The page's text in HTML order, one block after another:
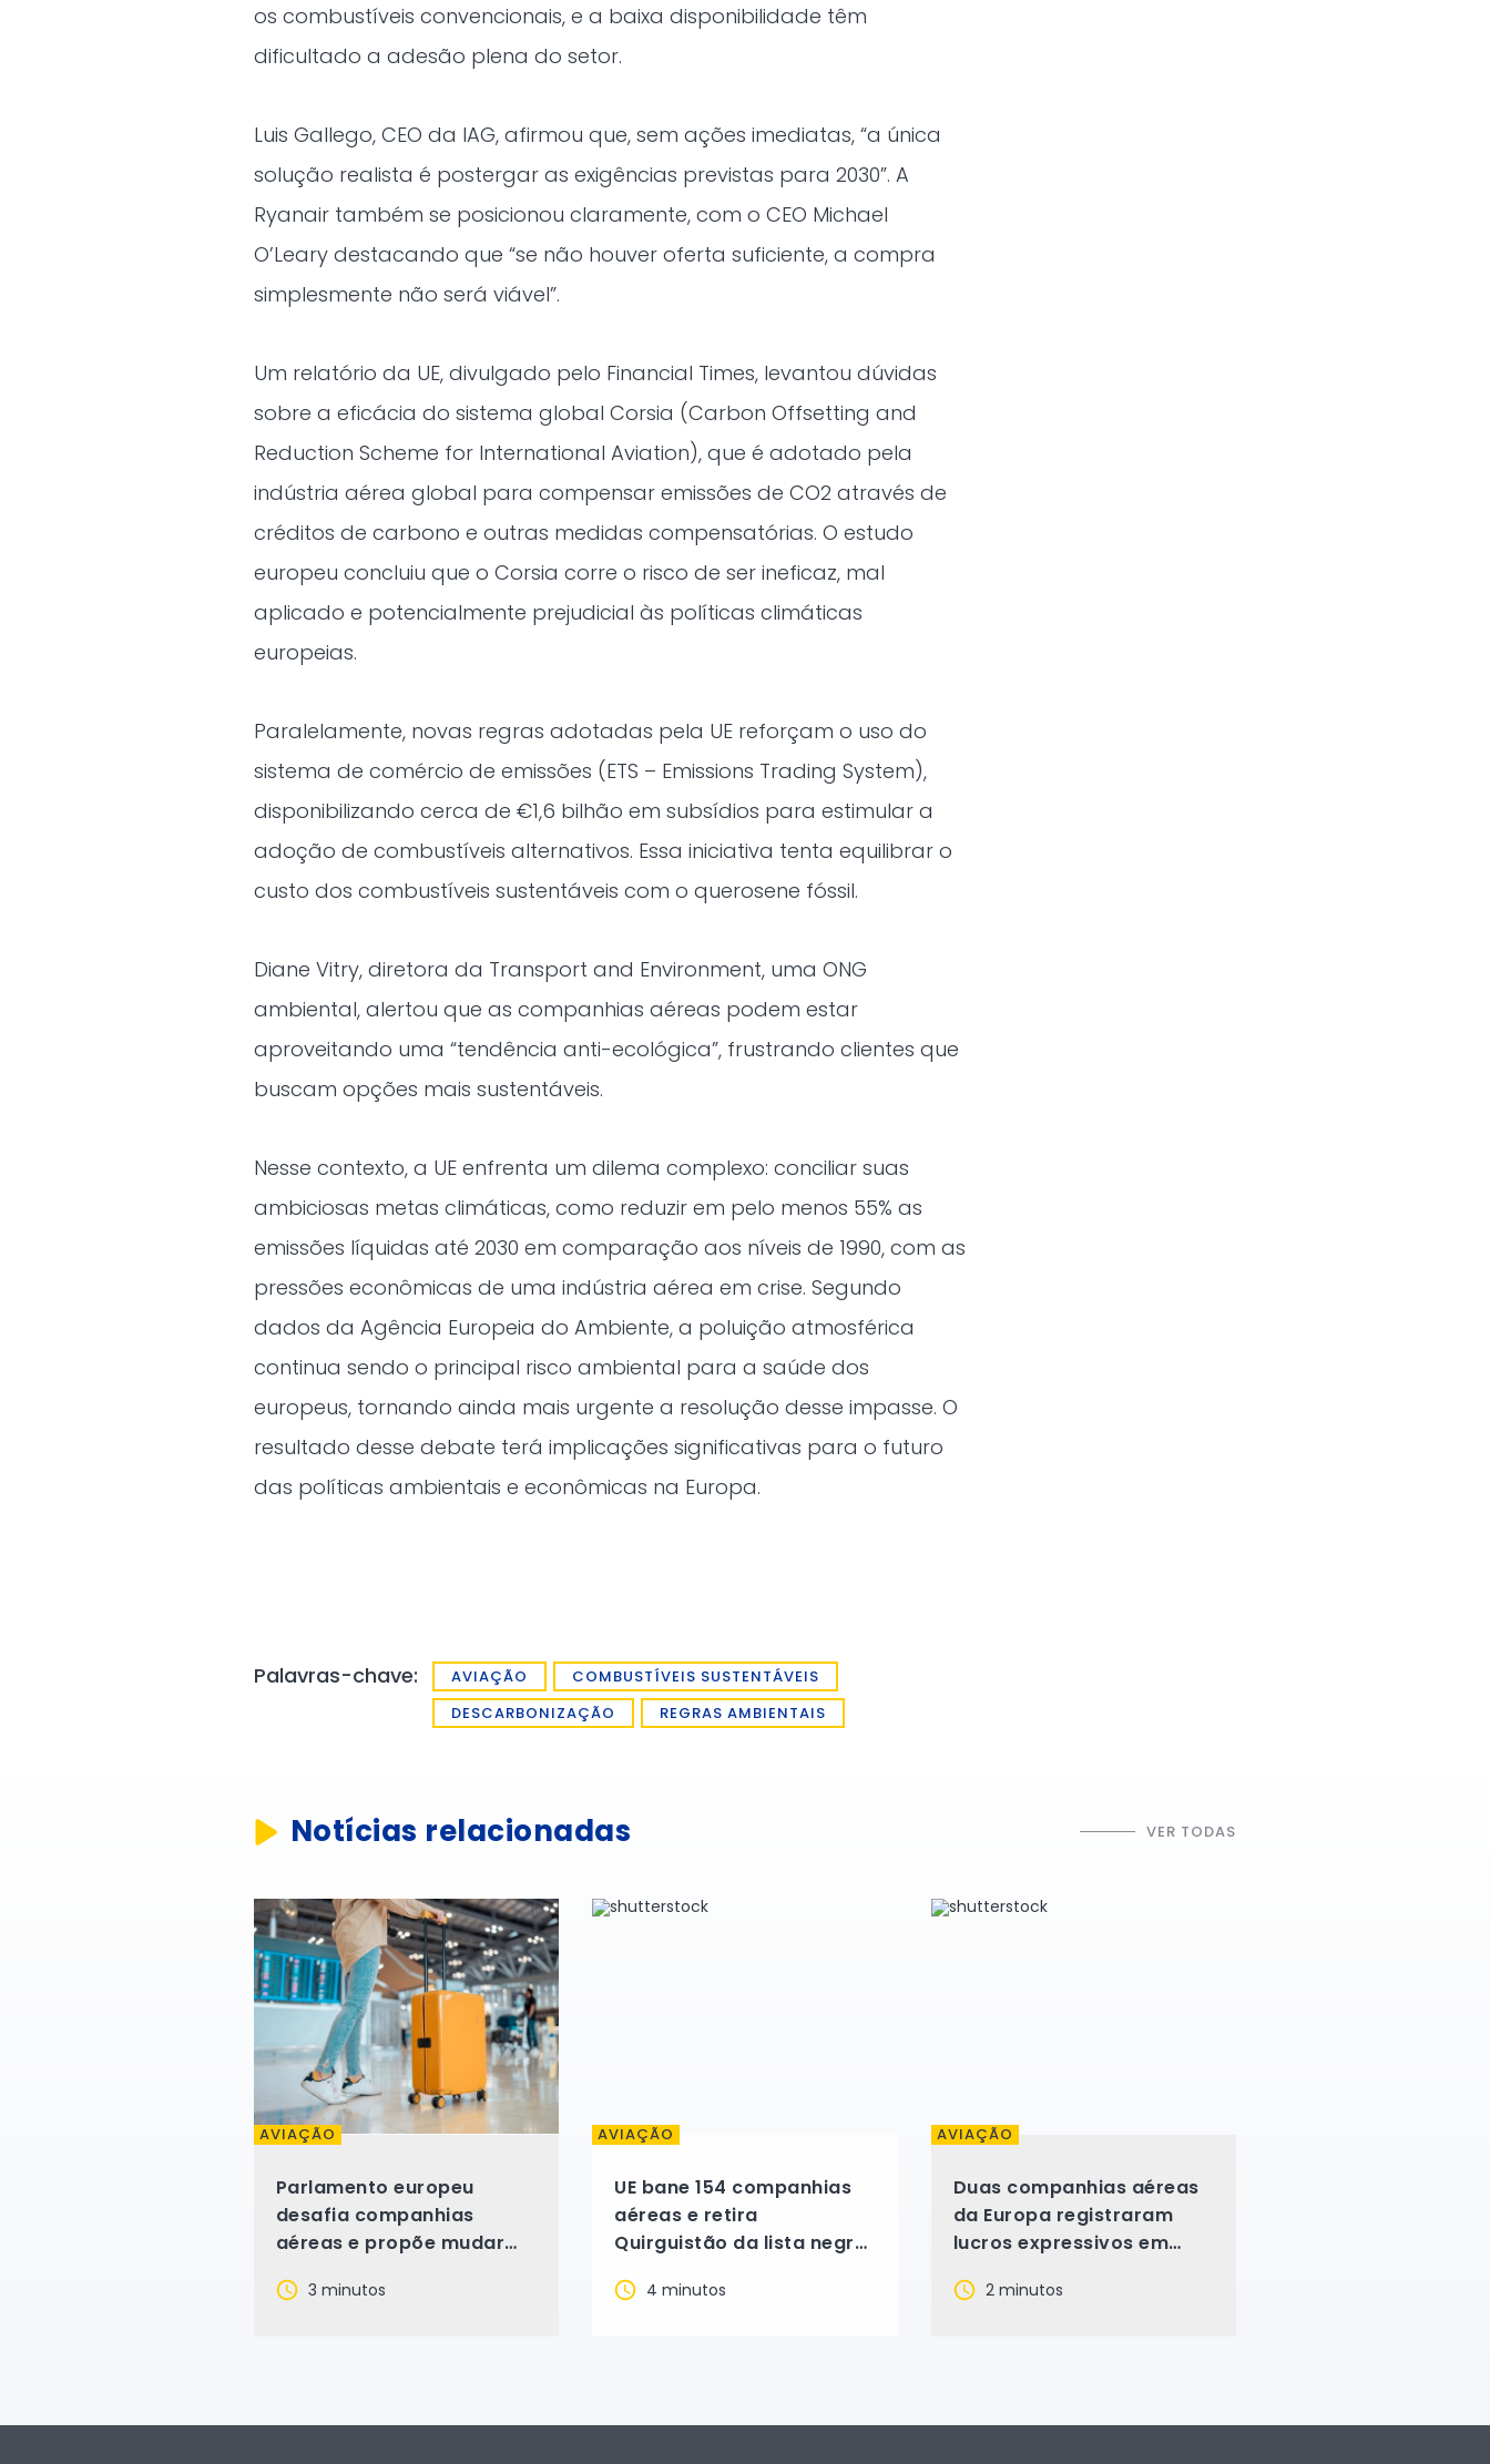
os combustíveis convencionais, e a baixa disponibilidade têm
dificultado a adesão plena do setor.
Luis Gallego, CEO da IAG, afirmou que, sem ações imediatas, “a única
solução realista é postergar as exigências previstas para 2030”. A
Ryanair também se posicionou claramente, com o CEO Michael
O’Leary destacando que “se não houver oferta suficiente, a compra
simplesmente não será viável”.
Um relatório da UE, divulgado pelo Financial Times, levantou dúvidas
sobre a eficácia do sistema global Corsia (Carbon Offsetting and
Reduction Scheme for International Aviation), que é adotado pela
indústria aérea global para compensar emissões de CO2 através de
créditos de carbono e outras medidas compensatórias. O estudo
europeu concluiu que o Corsia corre o risco de ser ineficaz, mal
aplicado e potencialmente prejudicial às políticas climáticas
europeias.
Paralelamente, novas regras adotadas pela UE reforçam o uso do
sistema de comércio de emissões (ETS – Emissions Trading System),
disponibilizando cerca de €1,6 bilhão em subsídios para estimular a
adoção de combustíveis alternativos. Essa iniciativa tenta equilibrar o
custo dos combustíveis sustentáveis com o querosene fóssil.
Diane Vitry, diretora da Transport and Environment, uma ONG
ambiental, alertou que as companhias aéreas podem estar
aproveitando uma “tendência anti-ecológica”, frustrando clientes que
buscam opções mais sustentáveis.
Nesse contexto, a UE enfrenta um dilema complexo: conciliar suas
ambiciosas metas climáticas, como reduzir em pelo menos 55% as
emissões líquidas até 2030 em comparação aos níveis de 1990, com as
pressões econômicas de uma indústria aérea em crise. Segundo
dados da Agência Europeia do Ambiente, a poluição atmosférica
continua sendo o principal risco ambiental para a saúde dos
europeus, tornando ainda mais urgente a resolução desse impasse. O
resultado desse debate terá implicações significativas para o futuro
das políticas ambientais e econômicas na Europa.
Palavras-chave: AVIAÇÃO
COMBUSTÍVEIS SUSTENTÁVEIS
DESCARBONIZAÇÃO
REGRAS AMBIENTAIS
Notícias relacionadas VER TODAS
AVIAÇÃO
Parlamento europeu
desafia companhias
aéreas e propõe mudar
3 minutos
AVIAÇÃO
UE bane 154 companhias
aéreas e retira
Quirguistão da lista negra
4 minutos
AVIAÇÃO
Duas companhias aéreas
da Europa registraram
lucros expressivos em
2 minutos